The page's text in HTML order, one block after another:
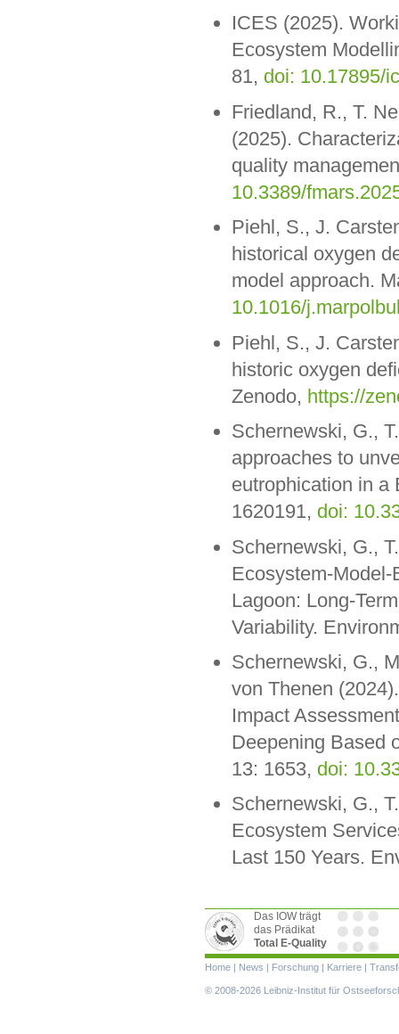
ICES (2025).
Ecosystem
81, doi: 10.17895/
Friedland, R., T.
(2025).
quality
10.3389/
Piehl, S., J.
historical oxygen
model approach.
10.1016/
Piehl, S., J.
historic oxygen
Zenodo, https://
Schernewski, G.,
approaches to
eutrophication in a
1620191, doi:
Schernewski, G.,
Ecosystem-
Lagoon: Long-
Variability.
Schernewski, G.,
von Thenen
Impact
Deepening Based
13: 1653, doi:
Schernewski, G.,
Ecosystem
Last 150 Years.
Das IOW trägt
das Prädikat
Total E-Quality
Navigation
überspringen
Home | News | Forschung | Karriere |
© 2008-2026 Leibniz-Institut für